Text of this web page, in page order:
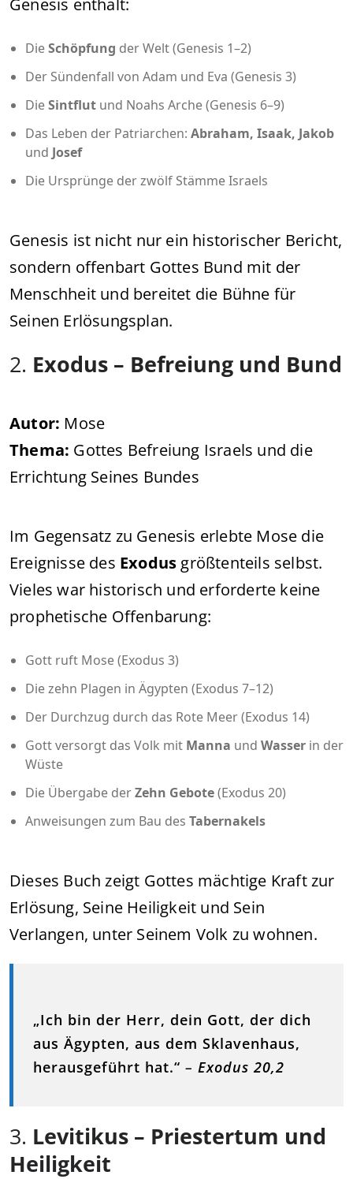
Genesis enthält:
DieSchöpfung der Welt (Genesis 1–2)
Der Sündenfall von Adam und Eva (Genesis 3)
DieSintflut und Noahs Arche (Genesis 6–9)
Das Leben der Patriarchen: Abraham, Isaak, Jakob
und Josef
Die Ursprünge der zwölf Stämme Israels
Genesis ist nicht nur ein historischer Bericht,
sondern offenbart Gottes Bund mit der
Menschheit und bereitet die Bühne für
Seinen Erlösungsplan.
2. Exodus – Befreiung und Bund
Autor: Mose
Thema: Gottes Befreiung Israels und die
Errichtung Seines Bundes
Im Gegensatz zu Genesis erlebte Mose die
Ereignisse des Exodus größtenteils selbst.
Vieles war historisch und erforderte keine
prophetische Offenbarung:
Gott ruft Mose (Exodus 3)
Die zehn Plagen in Ägypten (Exodus 7–12)
Der Durchzug durch das Rote Meer (Exodus 14)
Gott versorgt das Volk mit Manna und Wasser in der
Wüste
Die Übergabe derZehn Gebote(Exodus 20)
Anweisungen zum Bau des Tabernakels
Dieses Buch zeigt Gottes mächtige Kraft zur
Erlösung, Seine Heiligkeit und Sein
Verlangen, unter Seinem Volk zu wohnen.
„Ich bin der Herr, dein Gott, der dich
aus Ägypten, aus dem Sklavenhaus,
herausgeführt hat.“ – Exodus 20,2
3. Levitikus – Priestertum und
Heiligkeit